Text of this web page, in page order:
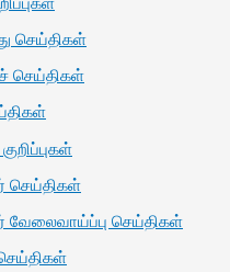
செய்திகள்
செய்திகள்
செய்திகள்
வேலைவாய்ப்பு செய்திகள்